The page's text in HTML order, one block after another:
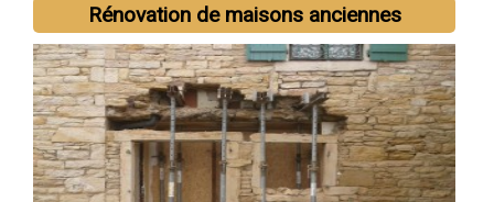
Rénovation de maisons anciennes